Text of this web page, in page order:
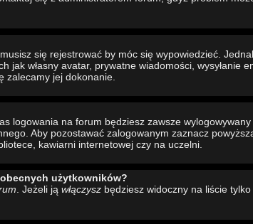
się rejestrować by móc się wypowiedzieć.
własny avatar, prywatne wiadomości, wysyłanie
zalecamy jej dokonanie.
logowania na forum będziesz zawsze
Aby pozostawać zalogowanym zaznacz
kawiarni internetowej czy na uczelni.
użytkowników?
. Jeżeli ją włączysz będziesz widoczny na liście